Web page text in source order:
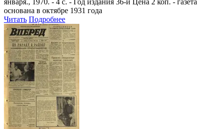
основана в октябре 1931 года
Читать Подробнее